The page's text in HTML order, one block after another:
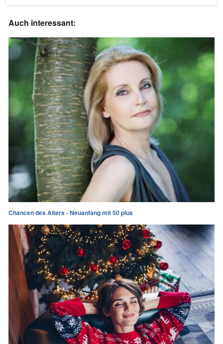
Auch interessant:
Chancen des Alters - Neuanfang mit 50 plus